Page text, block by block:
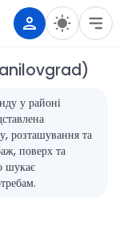
у районі
розташування та
поверх та
шукає